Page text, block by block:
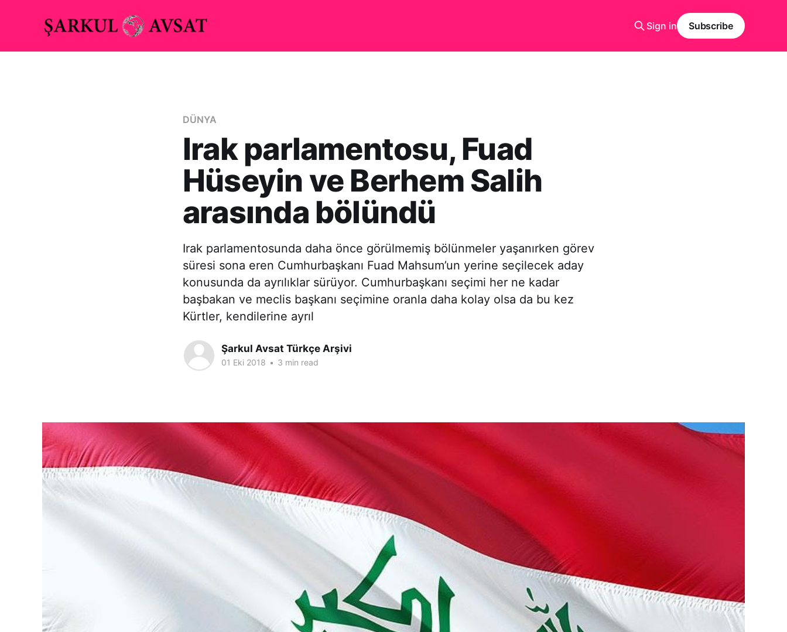
Sign in Subscribe
DÜNYA
Irak parlamentosu, Fuad
Hüseyin ve Berhem Salih
arasında bölündü
Irak parlamentosunda daha önce görülmemiş bölünmeler yaşanırken görev
süresi sona eren Cumhurbaşkanı Fuad Mahsum’un yerine seçilecek aday
konusunda da ayrılıklar sürüyor. Cumhurbaşkanı seçimi her ne kadar
başbakan ve meclis başkanı seçimine oranla daha kolay olsa da bu kez
Kürtler, kendilerine ayrıl
Şarkul Avsat Türkçe Arşivi
01 Eki 2018 • 3 min read